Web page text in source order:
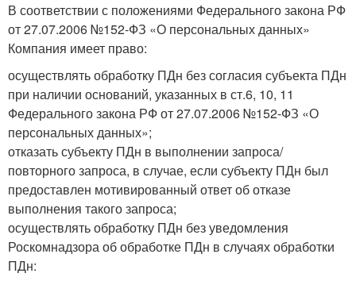
В соответствии с положениями Федерального закона РФ
от 27.07.2006 №152-ФЗ «О персональных данных»
Компания имеет право:
осуществлять обработку ПДн без согласия субъекта ПДн
при наличии оснований, указанных в ст.6, 10, 11
Федерального закона РФ от 27.07.2006 №152-ФЗ «О
персональных данных»;
отказать субъекту ПДн в выполнении запроса/
повторного запроса, в случае, если субъекту ПДн был
предоставлен мотивированный ответ об отказе
выполнения такого запроса;
осуществлять обработку ПДн без уведомления
Роскомнадзора об обработке ПДн в случаях обработки
ПДн: